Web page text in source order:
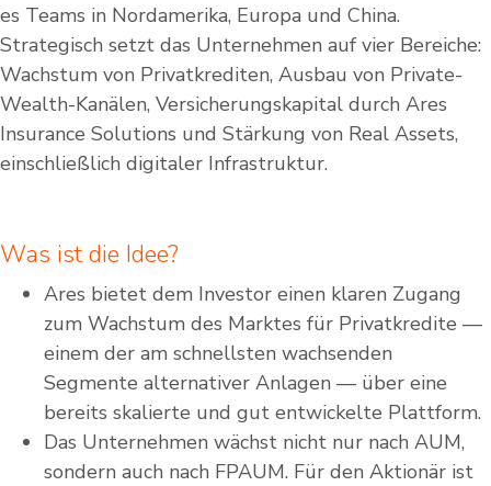
es Teams in Nordamerika, Europa und China.
Strategisch setzt das Unternehmen auf vier Bereiche:
Wachstum von Privatkrediten, Ausbau von Private-
Wealth-Kanälen, Versicherungskapital durch Ares
Insurance Solutions und Stärkung von Real Assets,
einschließlich digitaler Infrastruktur.
Was ist die Idee?
Ares bietet dem Investor einen klaren Zugang
zum Wachstum des Marktes für Privatkredite —
einem der am schnellsten wachsenden
Segmente alternativer Anlagen — über eine
bereits skalierte und gut entwickelte Plattform.
Das Unternehmen wächst nicht nur nach AUM,
sondern auch nach FPAUM. Für den Aktionär ist